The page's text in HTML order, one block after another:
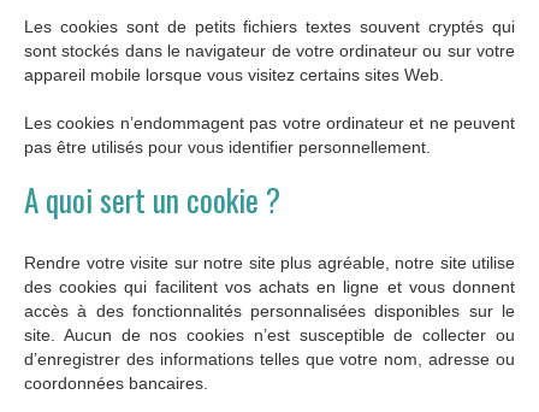
Les cookies sont de petits fichiers textes souvent cryptés qui
sont stockés dans le navigateur de votre ordinateur ou sur votre
appareil mobile lorsque vous visitez certains sites Web.
Les cookies n’endommagent pas votre ordinateur et ne peuvent
pas être utilisés pour vous identifier personnellement.
A quoi sert un cookie ?
Rendre votre visite sur notre site plus agréable, notre site utilise
des cookies qui facilitent vos achats en ligne et vous donnent
accès à des fonctionnalités personnalisées disponibles sur le
site. Aucun de nos cookies n’est susceptible de collecter ou
d’enregistrer des informations telles que votre nom, adresse ou
coordonnées bancaires.